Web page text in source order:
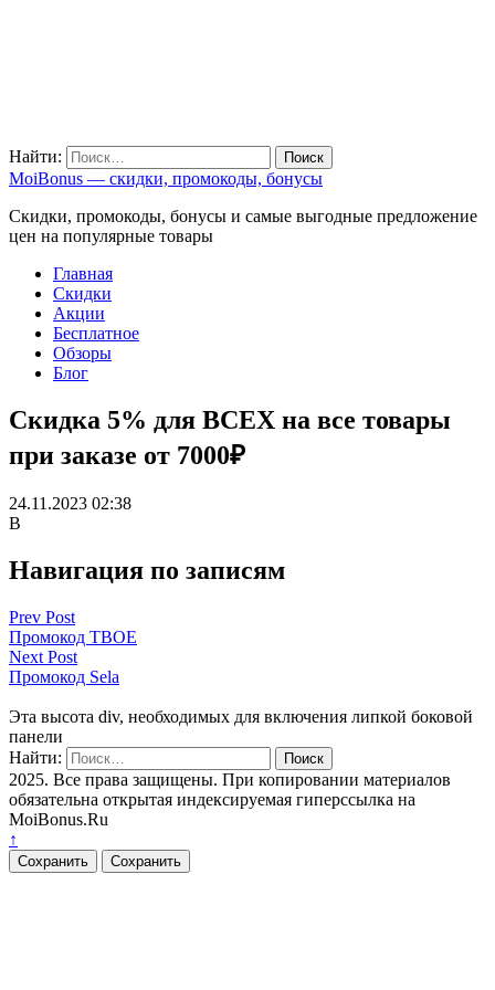
Найти:
MoiBonus — скидки, промокоды, бонусы
Скидки, промокоды, бонусы и самые выгодные предложение
цен на популярные товары
Главная
Скидки
Акции
Бесплатное
Обзоры
Блог
Скидка 5% для ВСЕХ на все товары
при заказе от 7000₽
24.11.2023 02:38
В
Навигация по записям
Prev Post
Промокод ТВОЕ
Next Post
Промокод Sela
Эта высота div, необходимых для включения липкой боковой
панели
Найти:
2025. Все права защищены. При копировании материалов
обязательна открытая индексируемая гиперссылка на
MoiBonus.Ru
↑